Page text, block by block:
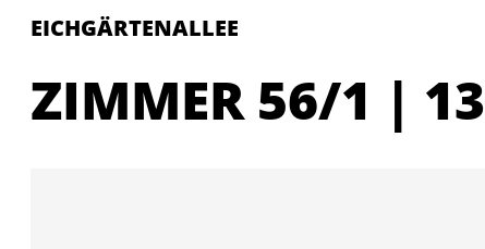
EICHGÄRTENALLEE
ZIMMER 56/1 | 13